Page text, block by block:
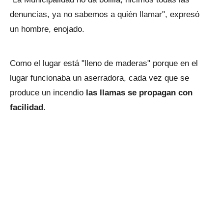
denuncias, ya no sabemos a quién llamar", expresó
un hombre, enojado.
Como el lugar está "lleno de maderas" porque en el
lugar funcionaba un aserradora, cada vez que se
produce un incendio las llamas se propagan con
facilidad .